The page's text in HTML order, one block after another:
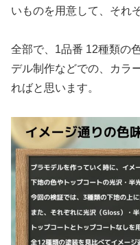
いものを用意して、それ
全部で、1品番 12種類の
デル制作などでの、カラ
ればと思います。